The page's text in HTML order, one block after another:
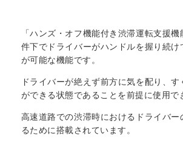
「ハンズ・オフ機能付き渋滞運転支援
件下でドライバーがハンドルを握り続け
が可能な機能です。
ドライバーが絶えず前方に気を配り、
ができる状態であることを前提に使用で
高速道路での渋滞時におけるドライバー
るために搭載されています。